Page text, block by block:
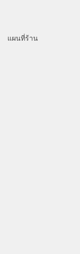
แผนที่ร้าน